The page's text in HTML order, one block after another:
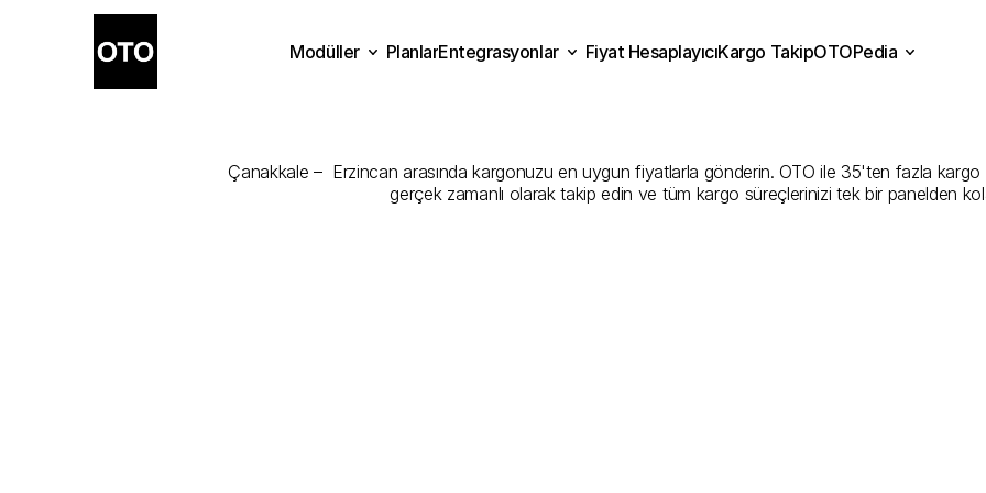
Çanakkale –  Erzincan arasında kargonuzu en uygun fiyatlarla gönderin. OTO ile 35'ten fazla kargo
gerçek zamanlı olarak takip edin ve tüm kargo süreçlerinizi tek bir panelden
Modüller
PlanlarEntegrasyonlar
Fiyat HesaplayıcıKargo TakipOTOPedia